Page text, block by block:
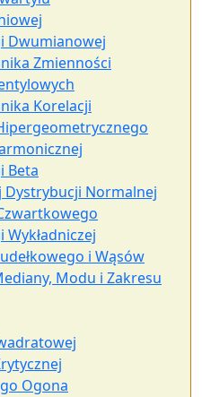
Dwumianowej
Zmienności
Korelacji
Beta
Normalnej
i Wąsów
Modu i Zakresu
Ogona